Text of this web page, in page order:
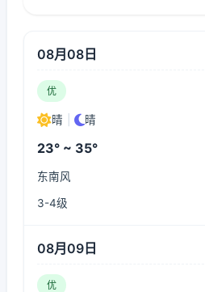
08月08日
优
晴 晴
23° ~ 35°
东南风
3-4级
08月09日
优